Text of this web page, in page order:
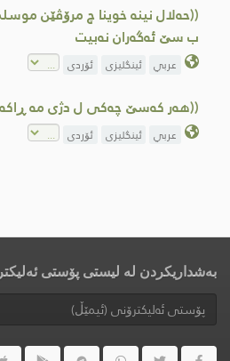
((حه‌لال نینه‌ خوینا چ مرۆڤێن
ب سێ ئه‌گه‌ران نه‌بیت
عربي ئینگلیزی ئۆردی
((هه‌ر كه‌سێ چه‌كی ل دژی مه‌
عربي ئینگلیزی ئۆردی
بەشداریکردن لە لیستی پۆستی